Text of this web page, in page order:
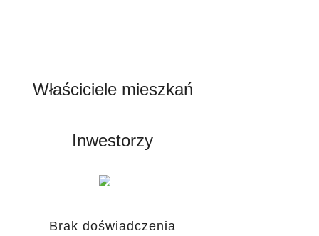
Właściciele mieszkań
Inwestorzy
Brak doświadczenia